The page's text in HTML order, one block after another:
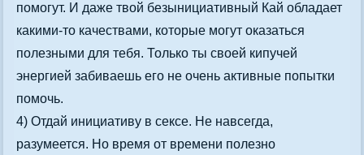
помогут. И даже твой безынициативный Кай обладает
какими-то качествами, которые могут оказаться
полезными для тебя. Только ты своей кипучей
энергией забиваешь его не очень активные попытки
помочь.
4) Отдай инициативу в сексе. Не навсегда,
разумеется. Но время от времени полезно